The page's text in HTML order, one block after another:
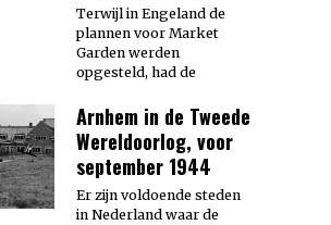
Terwijl in Engeland de
plannen voor Market
Garden werden
opgesteld, had de
Arnhem in de Tweede
Wereldoorlog, voor
september 1944
Er zijn voldoende steden
in Nederland waar de